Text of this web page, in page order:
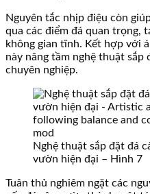
Nguyên tắc nhịp điệu còn
qua các điểm đá quan trọng,
không gian tĩnh. Kết hợp với
này nâng tầm nghệ thuật
chuyên nghiệp.
Nghệ thuật sắp đặt đá
vườn hiện đại – Hình 7
Tuân thủ nghiêm ngặt các